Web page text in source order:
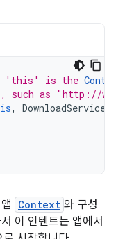
'this' is the
as "http://
, DownloadService
Context 와 구성
이 인텐트는 앱에서